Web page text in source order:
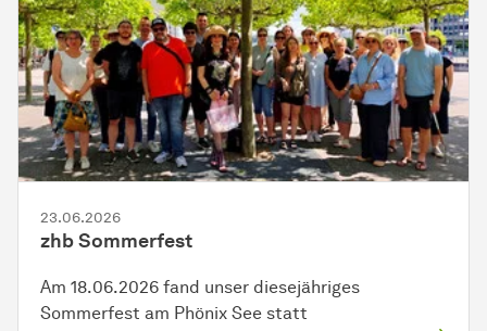
23.06.2026
zhb Sommerfest
Am 18.06.2026 fand unser diesejähriges
Sommerfest am Phönix See statt